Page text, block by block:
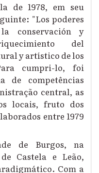
de 1978, em seu
"Los poderes
conservación y
del
y artístico de los
cumpri-lo, foi
de competências
central, as
locais, fruto dos
entre 1979
de Burgos, na
Castela e Leão,
Com a